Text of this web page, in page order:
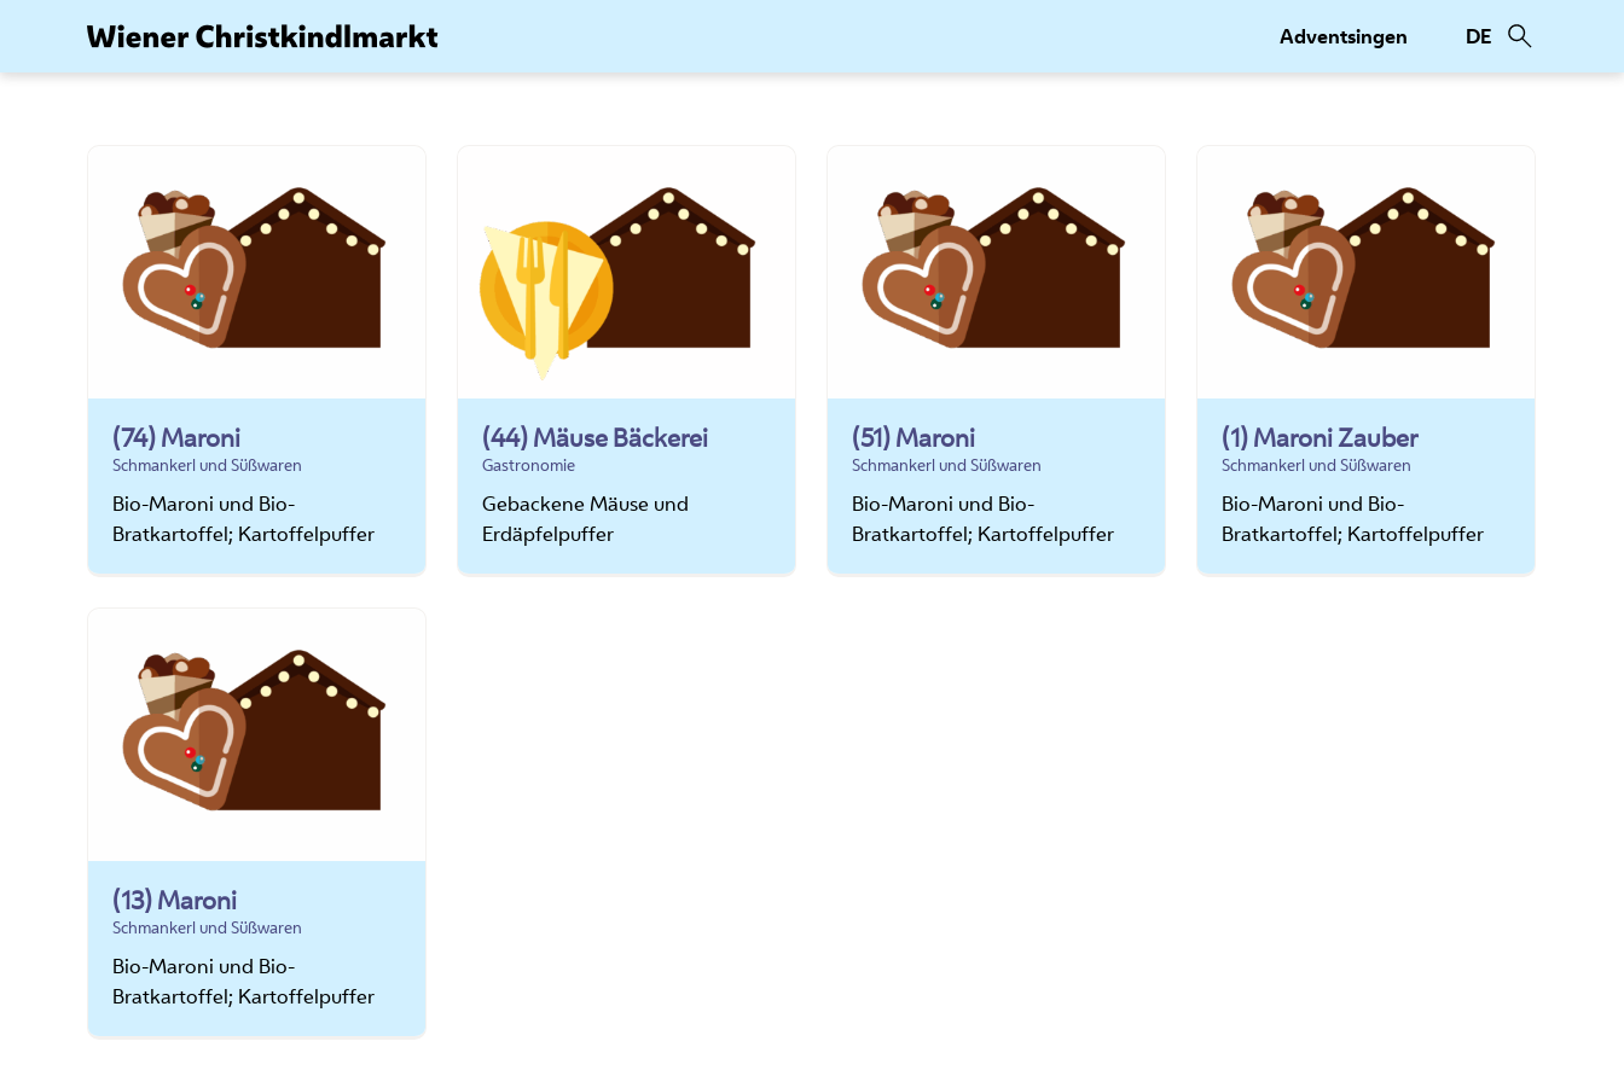
springen
Adventsingen DE
(74) Maroni
Schmankerl und Süßwaren
Bio-Maroni und Bio-
Bratkartoffel; Kartoffelpuffer
(44) Mäuse Bäckerei
Gastronomie
Gebackene Mäuse und
Erdäpfelpuffer
(51) Maroni
Schmankerl und Süßwaren
Bio-Maroni und Bio-
Bratkartoffel; Kartoffelpuffer
(1) Maroni Zauber
Schmankerl und Süßwaren
Bio-Maroni und Bio-
Bratkartoffel; Kartoffelpuffer
(13) Maroni
Schmankerl und Süßwaren
Bio-Maroni und Bio-
Bratkartoffel; Kartoffelpuffer